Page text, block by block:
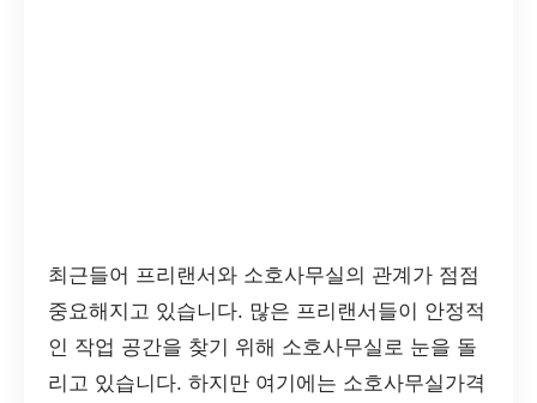
최근들어 프리랜서와 소호사무실의 관계가 점점
중요해지고 있습니다. 많은 프리랜서들이 안정적
인 작업 공간을 찾기 위해 소호사무실로 눈을 돌
리고 있습니다. 하지만 여기에는 소호사무실가격